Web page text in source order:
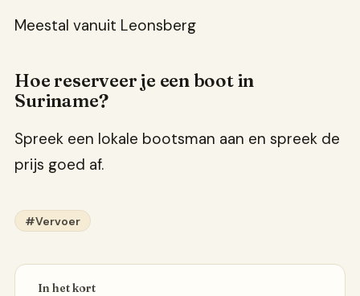
Meestal vanuit Leonsberg
Hoe reserveer je een boot in
Suriname?
Spreek een lokale bootsman aan en spreek de
prijs goed af.
#Vervoer
In het kort